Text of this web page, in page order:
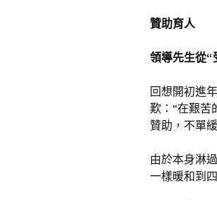
贊助育人
領導先生從“
回想開初進
歎：“在艱苦
贊助，不單
由於本身淋
一樣暖和到